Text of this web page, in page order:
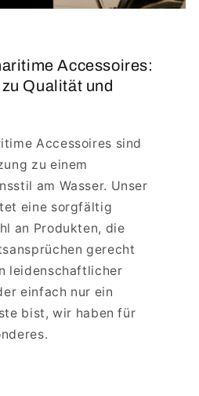
Accessoires:
Qualität und
Accessoires sind
zu einem
am Wasser. Unser
eine sorgfältig
an Produkten, die
gerecht
leidenschaftlicher
einfach nur ein
bist, wir haben für